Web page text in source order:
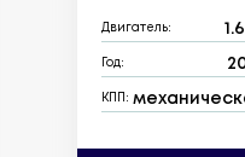
Двигатель:
Год:
КПП: